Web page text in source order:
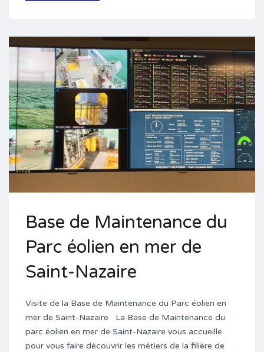
Base de Maintenance du
Parc éolien en mer de
Saint-Nazaire
Visite de la Base de Maintenance du Parc éolien en
mer de Saint-Nazaire La Base de Maintenance du
parc éolien en mer de Saint-Nazaire vous accueille
pour vous faire découvrir les métiers de la filière de